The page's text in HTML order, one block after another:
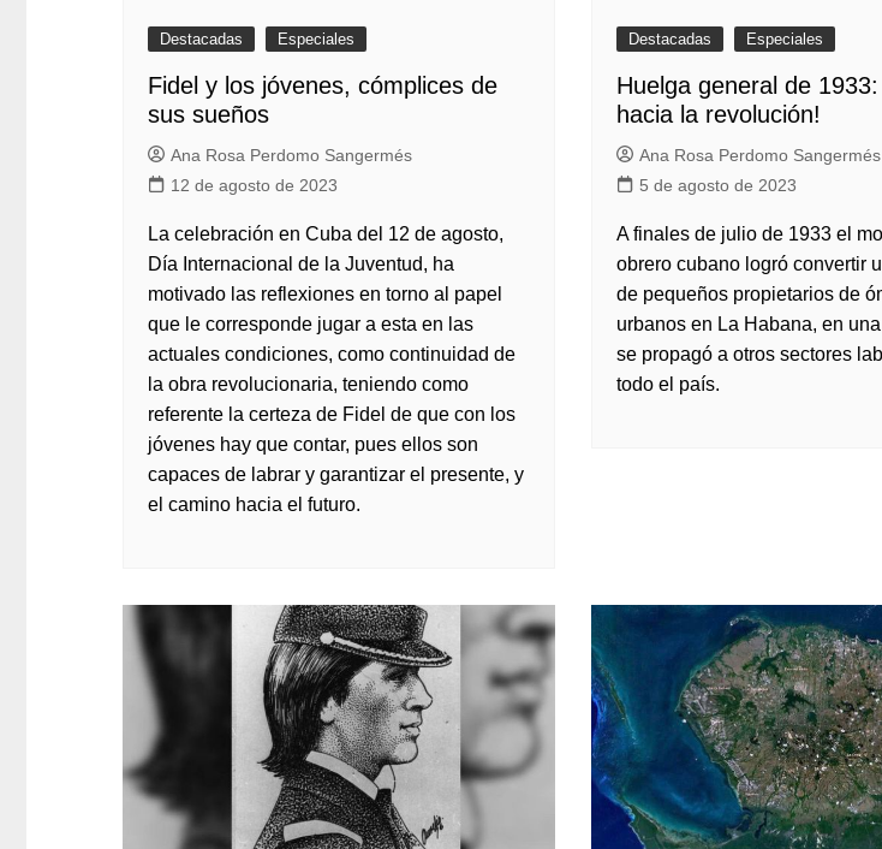
Destacadas Especiales
Fidel y los jóvenes, cómplices de
sus sueños
Ana Rosa Perdomo Sangermés
12 de agosto de 2023
La celebración en Cuba del 12 de agosto,
Día Internacional de la Juventud, ha
motivado las reflexiones en torno al papel
que le corresponde jugar a esta en las
actuales condiciones, como continuidad de
la obra revolucionaria, teniendo como
referente la certeza de Fidel de que con los
jóvenes hay que contar, pues ellos son
capaces de labrar y garantizar el presente, y
el camino hacia el futuro.
Destacadas Especiales
Huelga general de
hacia la revolución!
Ana Rosa Perdomo Sangermés
5 de agosto de 2023
A finales de julio de 1933 el
obrero cubano logró convertir
de pequeños propietarios de
urbanos en La Habana, en
se propagó a otros sectores
todo el país.